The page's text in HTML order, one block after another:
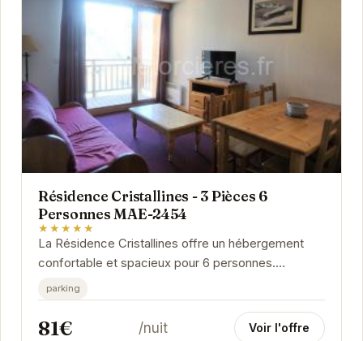
Résidence Cristallines - 3 Pièces 6
Personnes MAE-2454
★★★★★
La Résidence Cristallines offre un hébergement
confortable et spacieux pour 6 personnes.
Idéalement située à Orcières-Merlette, elle permet
un...
parking
81€ /nuit Voir l'offre